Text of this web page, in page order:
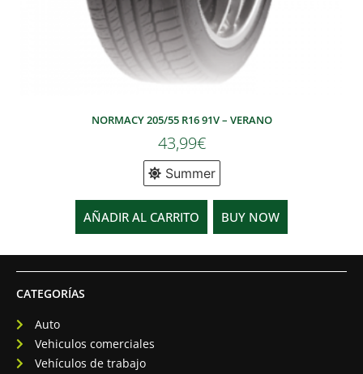
NORMACY 205/55 R16 91V – VERANO
43,99€
Summer
AÑADIR AL CARRITO BUY NOW
CATEGORÍAS
Auto
Vehiculos comerciales
Vehículos de trabajo